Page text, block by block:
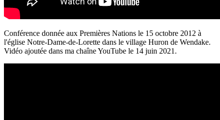
Conférence donnée aux Premières Nations le 15 octobre 2012 à
l'église Notre-Dame-de-Lorette dans le village Huron de Wendake.
Vidéo ajoutée dans ma chaîne YouTube le 14 juin 2021.